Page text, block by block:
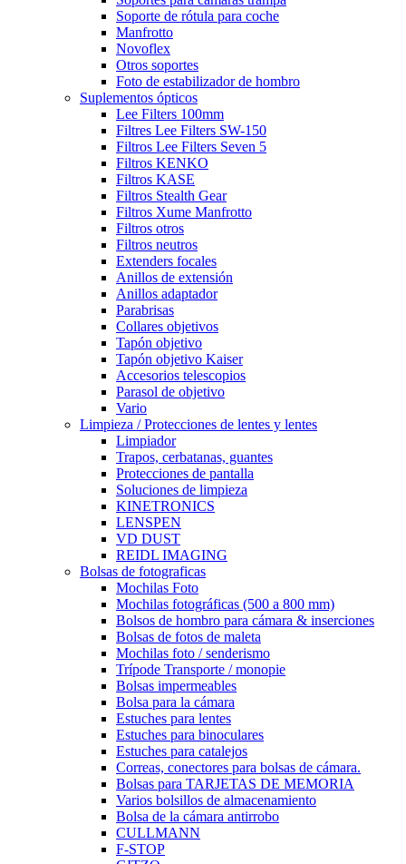
Soporte de rótula para coche
Manfrotto
Novoflex
Otros soportes
Foto de estabilizador de hombro
Suplementos ópticos
Lee Filters 100mm
Filtres Lee Filters SW-150
Filtros Lee Filters Seven 5
Filtros KENKO
Filtros KASE
Filtros Stealth Gear
Filtros Xume Manfrotto
Filtros otros
Filtros neutros
Extenders focales
Anillos de extensión
Anillos adaptador
Parabrisas
Collares objetivos
Tapón objetivo
Tapón objetivo Kaiser
Accesorios telescopios
Parasol de objetivo
Vario
Limpieza / Protecciones de lentes y lentes
Limpiador
Trapos, cerbatanas, guantes
Protecciones de pantalla
Soluciones de limpieza
KINETRONICS
LENSPEN
VD DUST
REIDL IMAGING
Bolsas de fotograficas
Mochilas Foto
Mochilas fotográficas (500 a 800 mm)
Bolsos de hombro para cámara & inserciones
Bolsas de fotos de maleta
Mochilas foto / senderismo
Trípode Transporte / monopie
Bolsas impermeables
Bolsa para la cámara
Estuches para lentes
Estuches para binoculares
Estuches para catalejos
Correas, conectores para bolsas de cámara.
Bolsas para TARJETAS DE MEMORIA
Varios bolsillos de almacenamiento
Bolsa de la cámara antirrobo
CULLMANN
F-STOP